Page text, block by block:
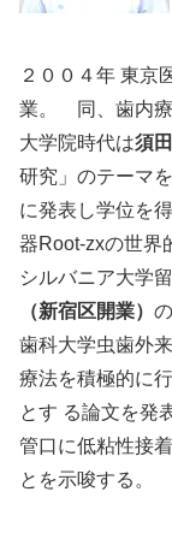
２００４年 東京
業。 同、歯内療
大学院時代は須
研究」のテーマ
に発表し学位を
器Root-zxの世界
シルバニア大学
（新宿区開業）
歯科大学虫歯外
療法を積極的に
とす る論文を発
管口に低粘性接
とを示唆する。